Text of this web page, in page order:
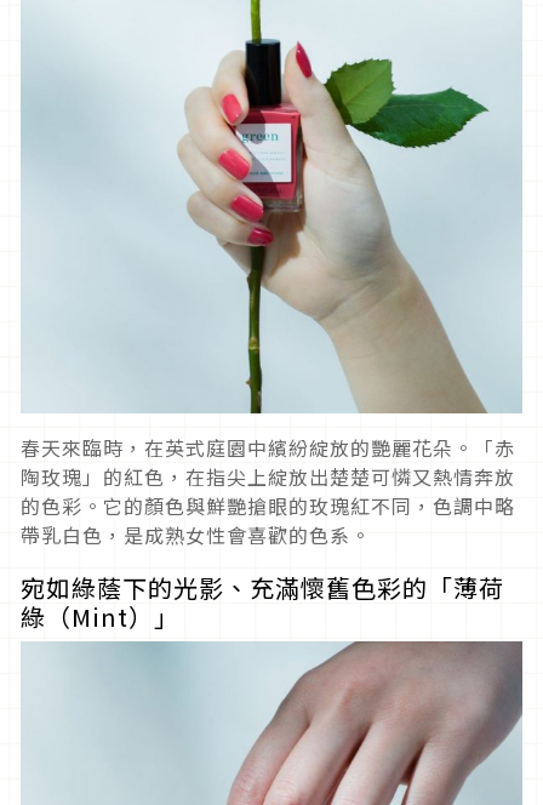
春天來臨時，在英式庭園中繽紛綻放的艷麗花朵。「赤
陶玫瑰」的紅色，在指尖上綻放出楚楚可憐又熱情奔放
的色彩。它的顏色與鮮艷搶眼的玫瑰紅不同，色調中略
帶乳白色，是成熟女性會喜歡的色系。
宛如綠蔭下的光影、充滿懷舊色彩的「薄荷
綠（Mint）」